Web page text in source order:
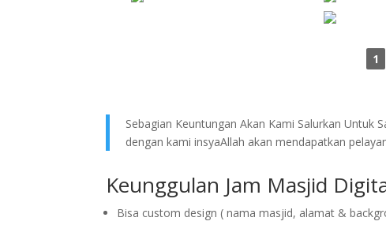
1
Sebagian Keuntungan Akan Kami Salurkan Untuk
dengan kami insyaAllah akan mendapatkan
Keunggulan Jam Masjid
Bisa custom design ( nama masjid, alamat &